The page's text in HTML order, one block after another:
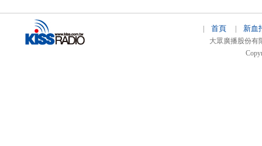
首頁 新血
大眾廣播股份有